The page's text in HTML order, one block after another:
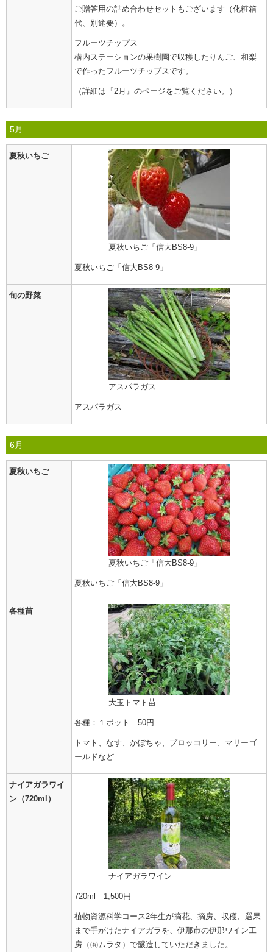
ご贈答用の詰め合わせセットもございます（化粧箱
代、別途要）。
フルーツチップス
構内ステーションの果樹園で収穫したりんご、和梨
で作ったフルーツチップスです。
（詳細は『2月』のページをご覧ください。）
5月
夏秋いちご
夏秋いちご「信大BS8-9」
夏秋いちご「信大BS8-9」
旬の野菜
アスパラガス
アスパラガス
6月
夏秋いちご
夏秋いちご「信大BS8-9」
夏秋いちご「信大BS8-9」
各種苗
大玉トマト苗
各種：１ポット 50円
トマト、なす、かぼちゃ、ブロッコリー、マリーゴ
ールドなど
ナイアガラワイ
ン（720ml）
ナイアガラワイン
720ml 1,500円
植物資源科学コース2年生が摘花、摘房、収穫、選果
まで手がけたナイアガラを、伊那市の伊那ワイン工
房（㈲ムラタ）で醸造していただきました。